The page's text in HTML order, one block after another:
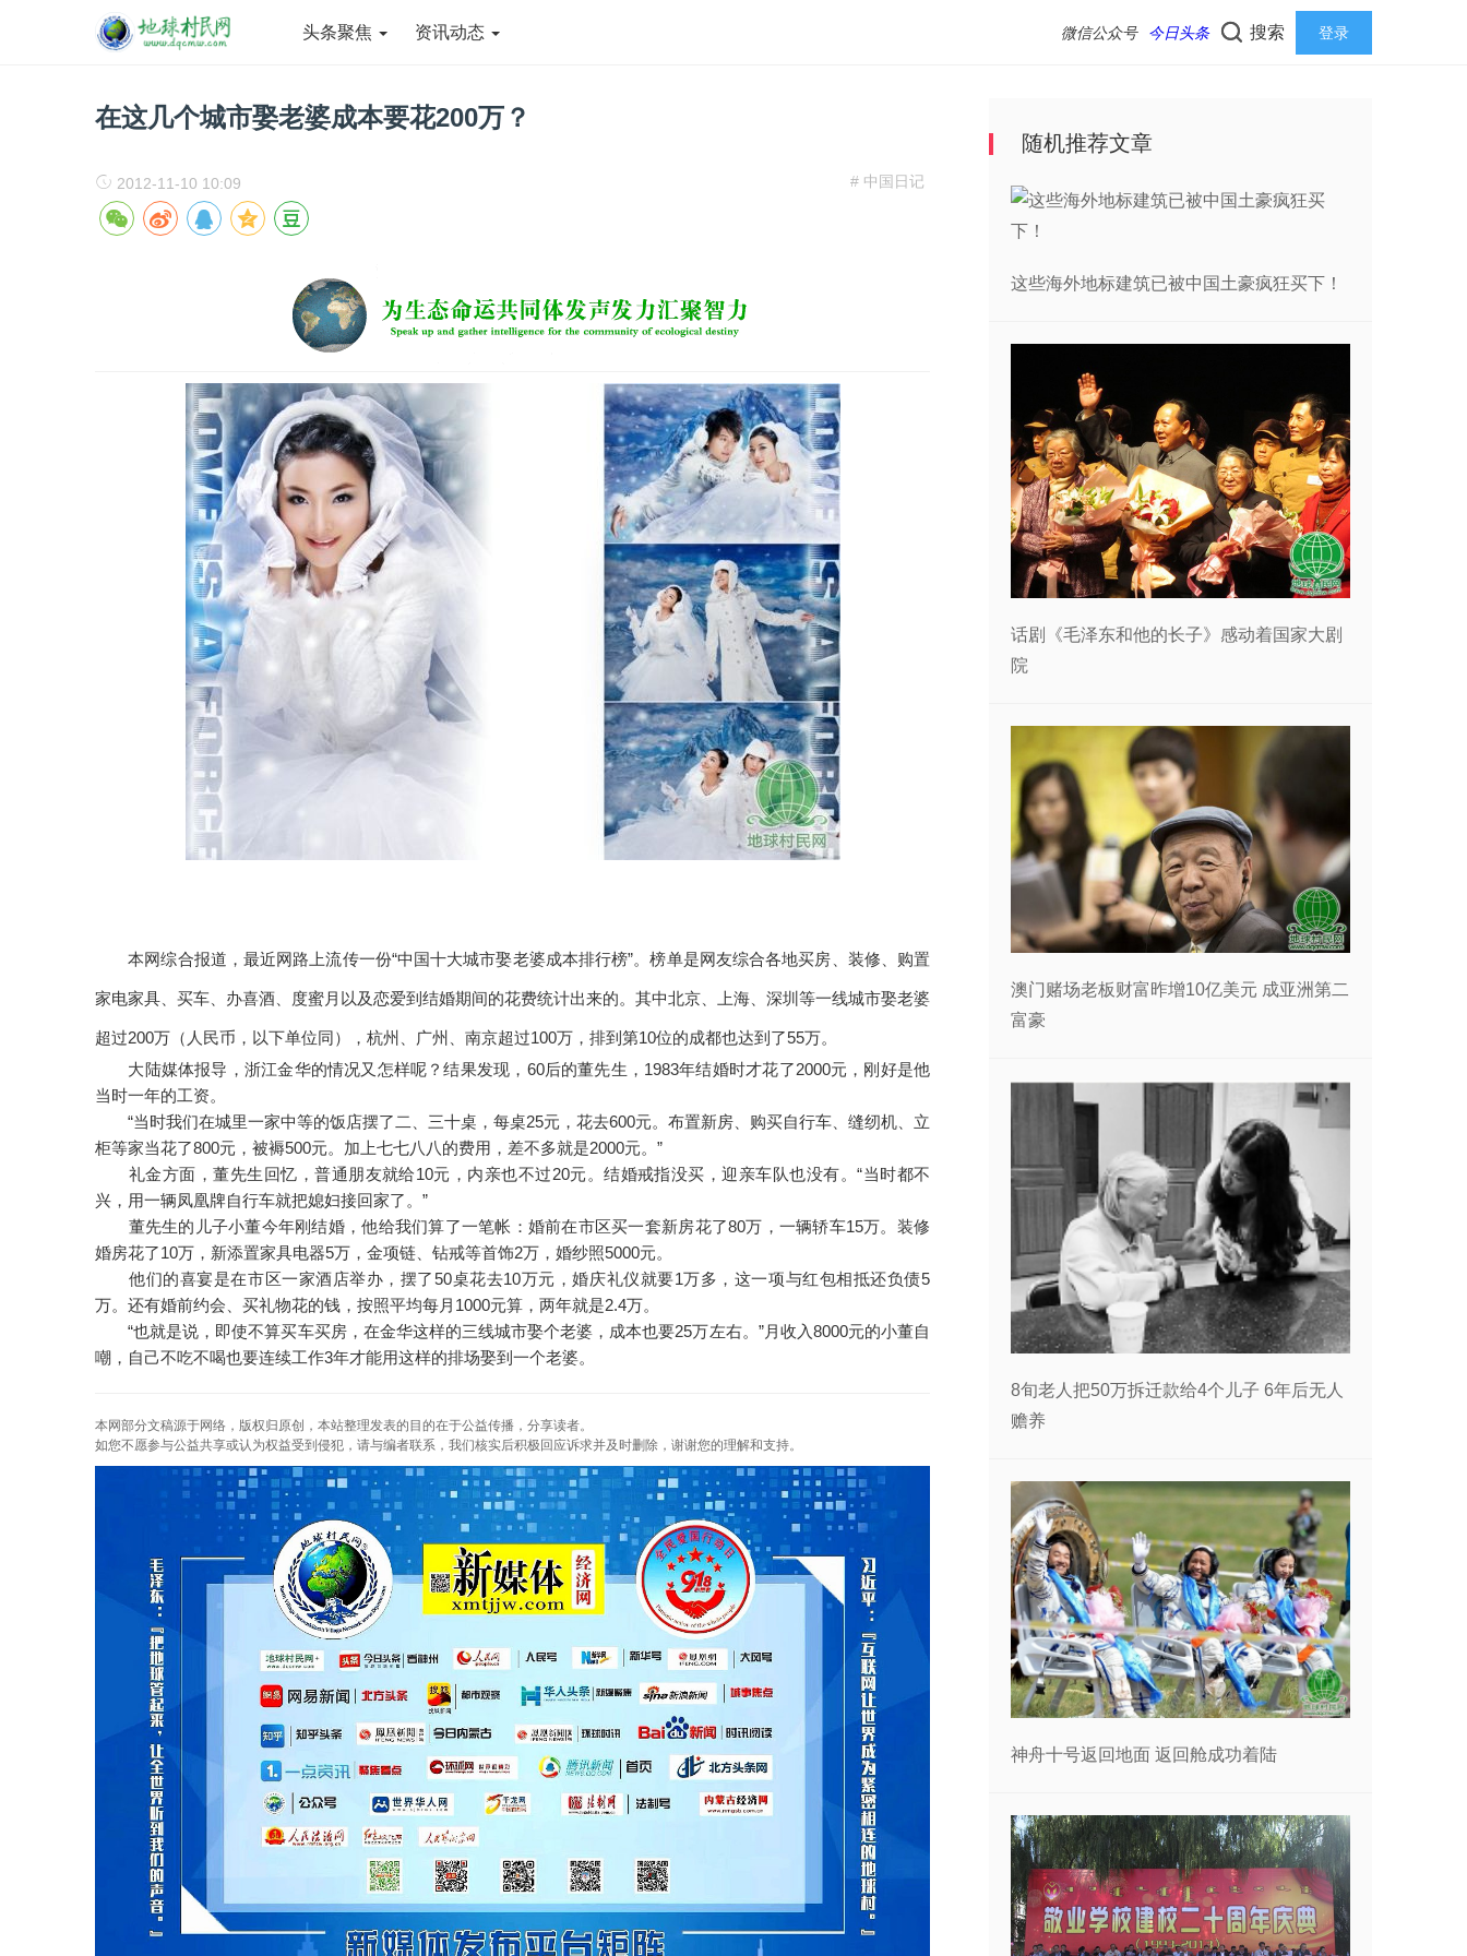
头条聚焦 资讯动态 微信公众号 今日头条 搜索 登录
在这几个城市娶老婆成本要花200万？
# 中国日记
2012-11-10 10:09
本网综合报道 ，最近网路上流传一份“中国十大城市娶老婆成本排行榜”。榜单是网友综合各地买房、装修、购置
家电家具、买车、办喜酒、度蜜月以及恋爱到结婚期间的花费统计出来的。其中北京、上海、深圳等一线城市娶老婆
超过200万（人民币，以下单位同），杭州、广州、南京超过100万，排到第10位的成都也达到了55万。
大陆媒体报导，浙江金华的情况又怎样呢？结果发现，60后的董先生，1983年结婚时才花了2000元，刚好是他
当时一年的工资。
“当时我们在城里一家中等的饭店摆了二、三十桌，每桌25元，花去600元。布置新房、购买自行车、缝纫机、立
柜等家当花了800元，被褥500元。加上七七八八的费用，差不多就是2000元。”
礼金方面，董先生回忆，普通朋友就给10元，内亲也不过20元。结婚戒指没买，迎亲车队也没有。“当时都不
兴，用一辆凤凰牌自行车就把媳妇接回家了。”
董先生的儿子小董今年刚结婚，他给我们算了一笔帐：婚前在市区买一套新房花了80万，一辆轿车15万。装修
婚房花了10万，新添置家具电器5万，金项链、钻戒等首饰2万，婚纱照5000元。
他们的喜宴是在市区一家酒店举办，摆了50桌花去10万元，婚庆礼仪就要1万多，这一项与红包相抵还负债5
万。还有婚前约会、买礼物花的钱，按照平均每月1000元算，两年就是2.4万。
“也就是说，即使不算买车买房，在金华这样的三线城市娶个老婆，成本也要25万左右。”月收入8000元的小董自
嘲，自己不吃不喝也要连续工作3年才能用这样的排场娶到一个老婆。
本网部分文稿源于网络，版权归原创，本站整理发表的目的在于公益传播，分享读者。
如您不愿参与公益共享或认为权益受到侵犯，请与编者联系，我们核实后积极回应诉求并及时删除，谢谢您的理解和支持。
随机推荐文章
这些海外地标建筑已被中国土豪疯狂买下！
话剧《毛泽东和他的长子》感动着国家大剧
院
澳门赌场老板财富昨增10亿美元 成亚洲第二
富豪
8旬老人把50万拆迁款给4个儿子 6年后无人
赡养
神舟十号返回地面 返回舱成功着陆